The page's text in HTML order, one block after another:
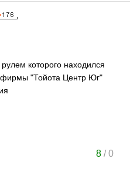
которого находился
фирмы "Тойота Центр Юг"
8/0